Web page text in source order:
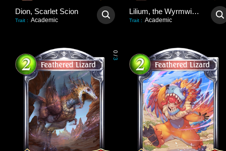
Dion, Scarlet Scion
Trait : Academic
Lilium, the Wyrmwitch
Trait : Academic
0
/
3